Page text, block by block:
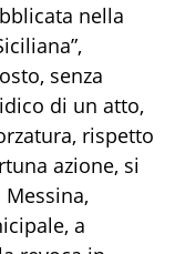
nella
senza
di un atto,
rispetto
azione, si
a